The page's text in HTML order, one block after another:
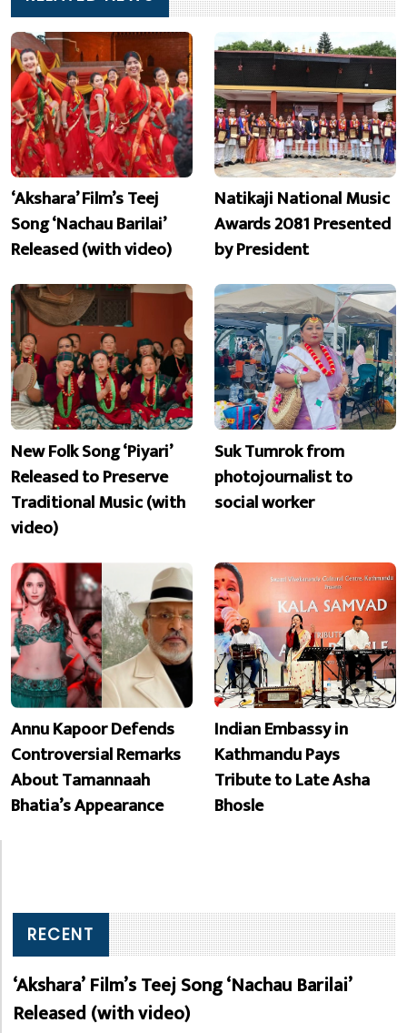
‘Akshara’ Film’s Teej
Song ‘Nachau Barilai’
Released (with video)
Natikaji National Music
Awards 2081 Presented
by President
New Folk Song ‘Piyari’
Released to Preserve
Traditional Music (with
video)
Suk Tumrok from
photojournalist to
social worker
Annu Kapoor Defends
Controversial Remarks
About Tamannaah
Bhatia’s Appearance
Indian Embassy in
Kathmandu Pays
Tribute to Late Asha
Bhosle
RECENT
‘Akshara’ Film’s Teej Song ‘Nachau Barilai’
Released (with video)